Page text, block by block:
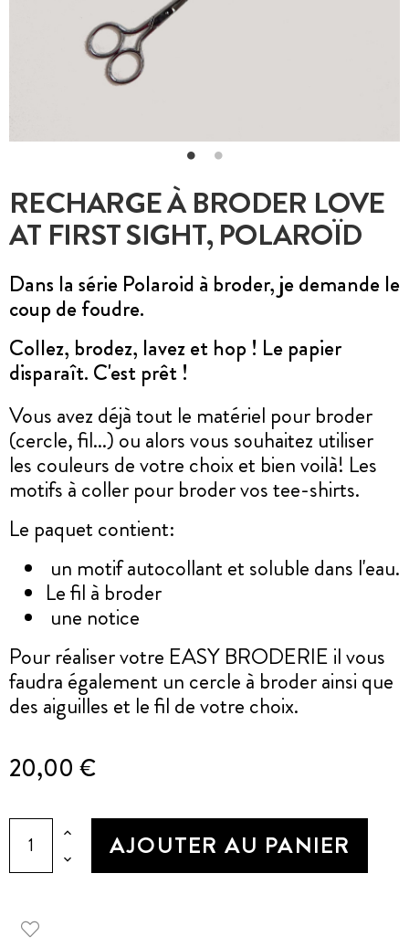
RECHARGE À BRODER LOVE
AT FIRST SIGHT, POLAROÏD
Dans la série Polaroid à broder, je demande le
coup de foudre.
Collez, brodez, lavez et hop ! Le papier
disparaît. C'est prêt !
Vous avez déjà tout le matériel pour broder
(cercle, fil...) ou alors vous souhaitez utiliser
les couleurs de votre choix et bien voilà! Les
motifs à coller pour broder vos tee-shirts.
Le paquet contient:
un motif autocollant et soluble dans l'eau.
Le fil à broder
une notice
Pour réaliser votre EASY BRODERIE il vous
faudra également un cercle à broder ainsi que
des aiguilles et le fil de votre choix.
20,00 €
AJOUTER AU PANIER